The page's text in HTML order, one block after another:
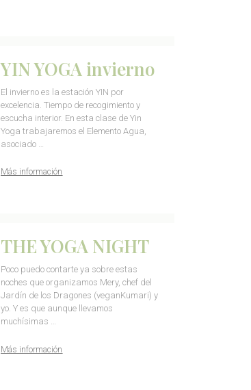
YIN YOGA invierno
El invierno es la estación YIN por
excelencia. Tiempo de recogimiento y
escucha interior. En esta clase de Yin
Yoga trabajaremos el Elemento Agua,
asociado …
Más información
THE YOGA NIGHT
Poco puedo contarte ya sobre estas
noches que organizamos Mery, chef del
Jardín de los Dragones (veganKumari) y
yo. Y es que aunque llevamos
muchísimas …
Más información